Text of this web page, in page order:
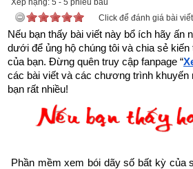
Kinh Dịch là một bộ thiên cổ kì thư. Đa
chỉ để xem bói hay đoán biết vận
rất sơ khai và nông cạn. Vậy Kinh
Xếp hạng: 5 - 5 phiếu bầu
Click để đánh giá bài viết
Nếu bạn thấy bài viết này bổ ích hãy ấn
dưới để ủng hộ chúng tôi và chia sẻ
của bạn. Đừng quên truy cập fanpage “
các bài viết và các chương trình
bạn rất nhiều!
Phần mềm xem bói dãy số bất kỳ của